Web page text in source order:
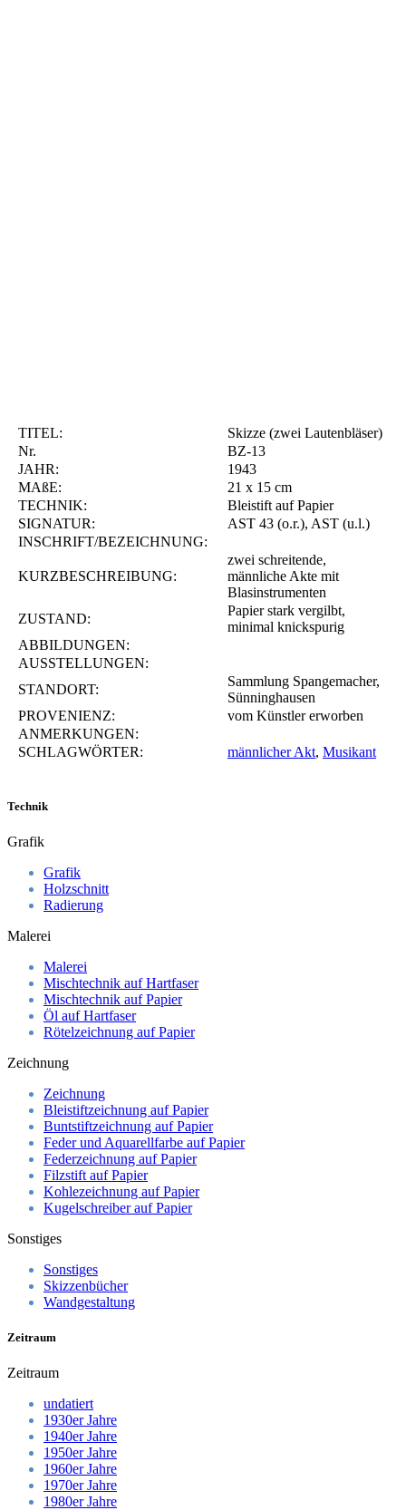
TITEL:
Skizze (zwei Lautenbläser)
Nr.
BZ-13
JAHR:
1943
MAßE:
21 x 15 cm
TECHNIK:
Bleistift auf Papier
SIGNATUR:
AST 43 (o.r.), AST (u.l.)
INSCHRIFT/BEZEICHNUNG:
KURZBESCHREIBUNG:
zwei schreitende,
männliche Akte mit
Blasinstrumenten
ZUSTAND:
Papier stark vergilbt,
minimal knickspurig
ABBILDUNGEN:
AUSSTELLUNGEN:
STANDORT:
Sammlung Spangemacher,
Sünninghausen
PROVENIENZ:
vom Künstler erworben
ANMERKUNGEN:
SCHLAGWÖRTER:
männlicher Akt, Musikant
Technik
Grafik
Grafik
Holzschnitt
Radierung
Malerei
Malerei
Mischtechnik auf Hartfaser
Mischtechnik auf Papier
Öl auf Hartfaser
Rötelzeichnung auf Papier
Zeichnung
Zeichnung
Bleistiftzeichnung auf Papier
Buntstiftzeichnung auf Papier
Feder und Aquarellfarbe auf Papier
Federzeichnung auf Papier
Filzstift auf Papier
Kohlezeichnung auf Papier
Kugelschreiber auf Papier
Sonstiges
Sonstiges
Skizzenbücher
Wandgestaltung
Zeitraum
Zeitraum
undatiert
1930er Jahre
1940er Jahre
1950er Jahre
1960er Jahre
1970er Jahre
1980er Jahre